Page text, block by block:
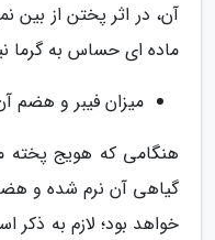
آن، در اثر پختن از بین
ماده ای حساس به گرما
میزان فیبر و هضم
هنگامی که هویج پخته
گیاهی آن نرم شده و